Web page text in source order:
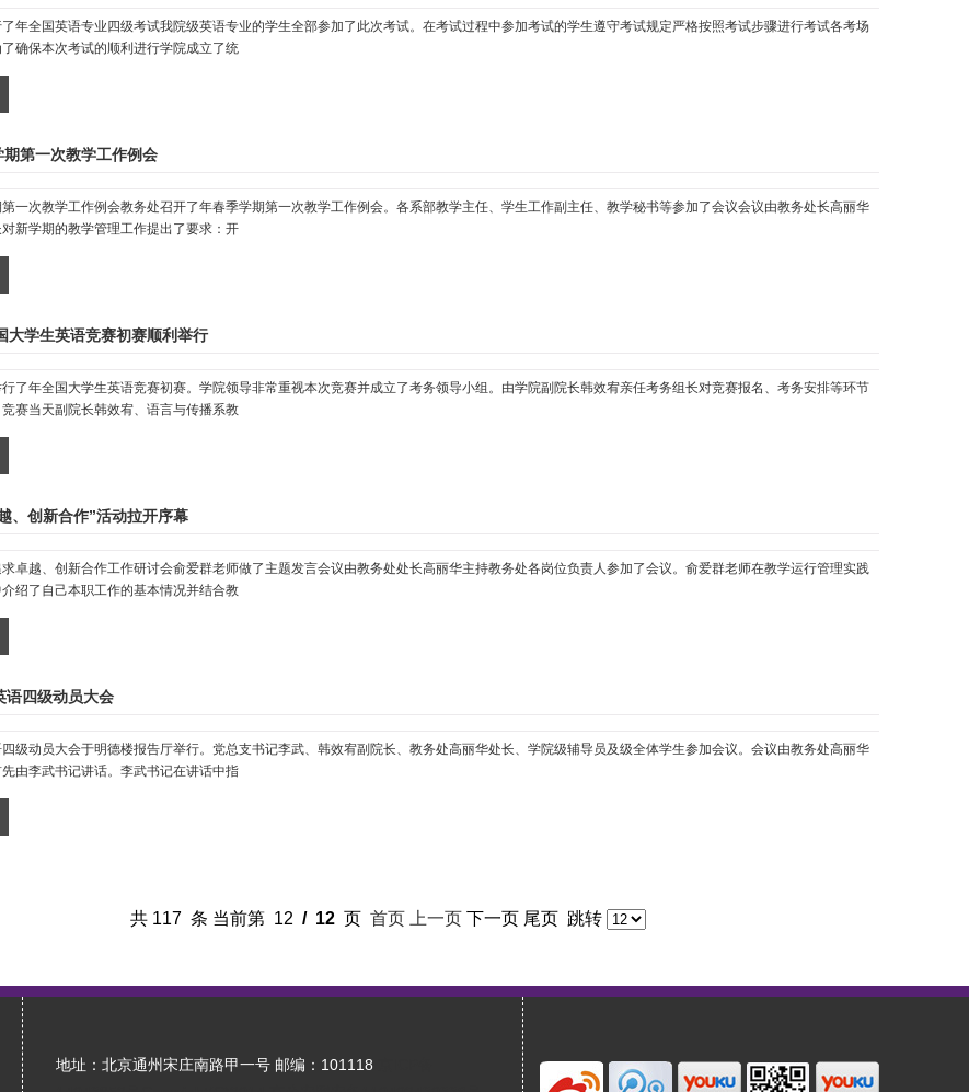
年全国英语专业四级考试我院级英语专业的学生全部参加了此次考试。在考试过程中参加考试的学生遵守考试规定严格按照考试步骤进行考试各考场
确保本次考试的顺利进行学院成立了统
第一次教学工作例会
一次教学工作例会教务处召开了年春季学期第一次教学工作例会。各系部教学主任、学生工作副主任、教学秘书等参加了会议会议由教务处长高丽华
新学期的教学管理工作提出了要求：开
大学生英语竞赛初赛顺利举行
了年全国大学生英语竞赛初赛。学院领导非常重视本次竞赛并成立了考务领导小组。由学院副院长韩效宥亲任考务组长对竞赛报名、考务安排等环节
赛当天副院长韩效宥、语言与传播系教
、创新合作”活动拉开序幕
卓越、创新合作工作研讨会俞爱群老师做了主题发言会议由教务处处长高丽华主持教务处各岗位负责人参加了会议。俞爱群老师在教学运行管理实践
绍了自己本职工作的基本情况并结合教
语四级动员大会
级动员大会于明德楼报告厅举行。党总支书记李武、韩效宥副院长、教务处高丽华处长、学院级辅导员及级全体学生参加会议。会议由教务处高丽华
由李武书记讲话。李武书记在讲话中指
共 117 条 当前第 12 / 12 页 首页 上一页 下一页 尾页 跳转
地址：北京通州宋庄南路甲一号 邮编：101118